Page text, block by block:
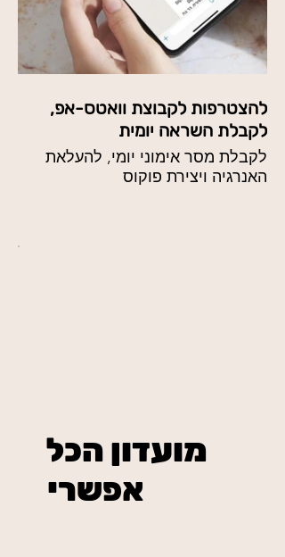
להצטרפות לקבוצת וואטס-אפ,
לקבלת השראה יומית
לקבלת מסר אימוני יומי, להעלאת
האנרגיה ויצירת פוקוס
מועדון הכל
אפשרי